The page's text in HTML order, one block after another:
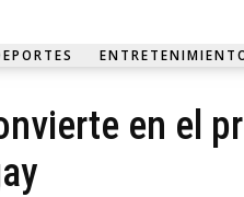
en el